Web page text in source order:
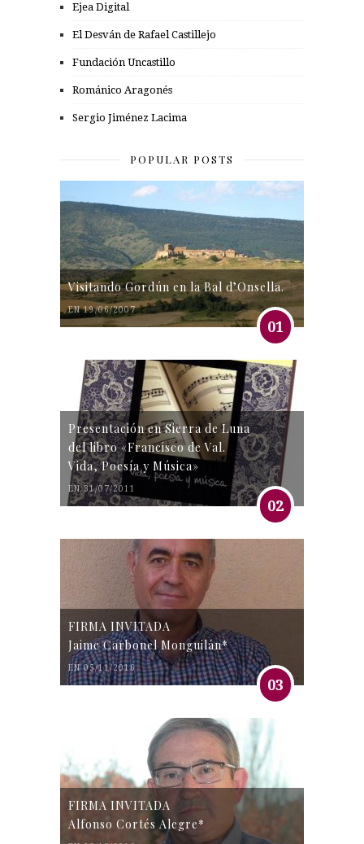
Ejea Digital
El Desván de Rafael Castillejo
Fundación Uncastillo
Románico Aragonés
Sergio Jiménez Lacima
POPULAR POSTS
Visitando Gordún en la Bal d’Onsella.
EN 19/06/2007
01
Presentación en Sierra de Luna
del libro «Francisco de Val.
Vida, Poesía y Música»
EN 31/07/2011
02
FIRMA INVITADA
Jaime Carbonel Monguilán*
EN 05/11/2016
03
FIRMA INVITADA
Alfonso Cortés Alegre*